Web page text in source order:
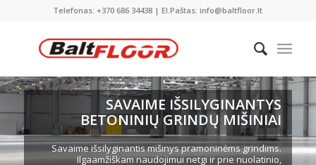
Telefonas: +370 686 34438 | El.Paštas: info@baltfloor.lt
SAVAIME IŠSILYGINANTYS
BETONINIŲ GRINDŲ MIŠINIAI
Savaime išsilyginantis mišinys pramoninėms grindims.
Ilgaamžiškam naudojimui netgi ir prie nuolatinio,